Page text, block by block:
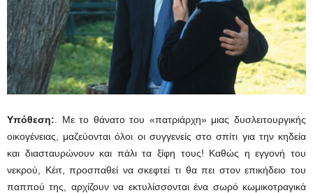
Υπόθεση: . Με το θάνατο του «πατριάρχη» μιας δυσλειτουργικής
οικογένειας, μαζεύονται όλοι οι συγγενείς στο σπίτι για την κηδεία
και διασταυρώνουν και πάλι τα ξίφη τους! Καθώς η εγγονή του
νεκρού, Κέιτ, προσπαθεί να σκεφτεί τι θα πει στον επικήδειο του
παππού της, αρχίζουν να εκτυλίσσονται ένα σωρό κωμικοτραγικά